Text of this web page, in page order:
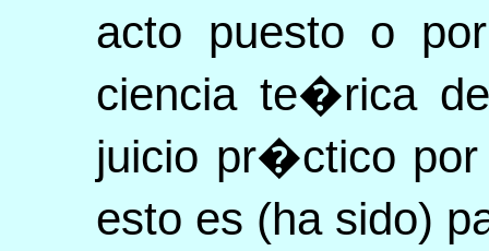
acto puesto o
ciencia te�rica
juicio pr�ctico
esto es (ha sido)